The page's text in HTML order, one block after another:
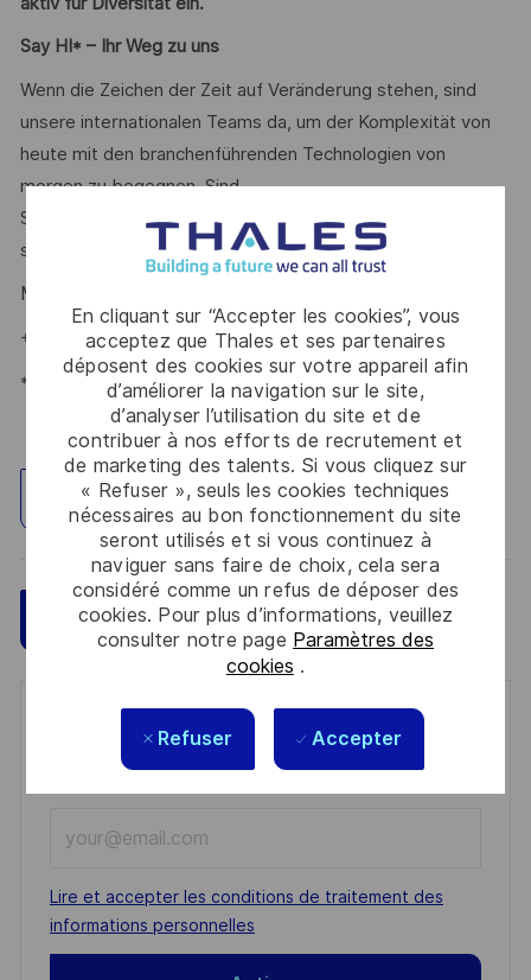
En cliquant sur “Accepter les cookies”, vous
acceptez que Thales et ses partenaires
déposent des cookies sur votre appareil afin
d’améliorer la navigation sur le site,
d’analyser l’utilisation du site et de
contribuer à nos efforts de recrutement et
de marketing des talents. Si vous cliquez sur
« Refuser », seuls les cookies techniques
nécessaires au bon fonctionnement du site
seront utilisés et si vous continuez à
naviguer sans faire de choix, cela sera
considéré comme un refus de déposer des
cookies. Pour plus d’informations, veuillez
consulter notre page Paramètres des
cookies .
Refuser Accepter
Say HI* – Ihr Weg zu uns
Wenn die Zeichen der Zeit auf Veränderung stehen, sind
unsere internationalen Teams da, um der Komplexität von
heute mit den branchenführenden Technologien von
morgen zu begegnen. Sind
Sie dabei? Ihr AnsprechpartnerMaria Gaissert
schon auf Ihre Online-Bewerbung.
Maria Gaissert
+49 172 8281399
*Human Intelligence
Explorez un site
Postulez maintenant Sauvegarder
Get notified for similar jobs
You'll receive updates once a week
Email
address
(Required)
Required
Lire et accepter les conditions de traitement des
informations personnelles